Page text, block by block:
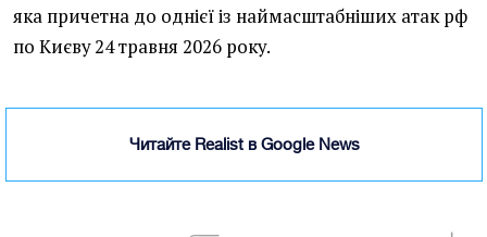
яка причетна до однієї із наймасштабніших атак рф
по Києву 24 травня 2026 року.
Читайте Realist в Google News